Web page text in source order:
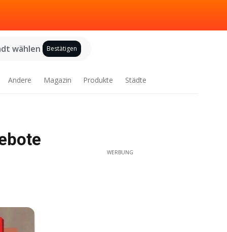
wählen Bestätigen
Andere Magazin Produkte Städte
WERBUNG